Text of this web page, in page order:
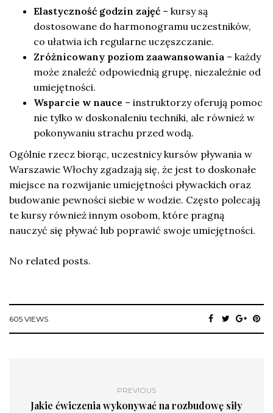
Elastyczność godzin zajęć – kursy są
dostosowane do harmonogramu uczestników,
co ułatwia ich regularne uczęszczanie.
Zróżnicowany poziom zaawansowania – każdy
może znaleźć odpowiednią grupę, niezależnie od
umiejętności.
Wsparcie w nauce – instruktorzy oferują pomoc
nie tylko w doskonaleniu techniki, ale również w
pokonywaniu strachu przed wodą.
Ogólnie rzecz biorąc, uczestnicy kursów pływania w
Warszawie Włochy zgadzają się, że jest to doskonałe
miejsce na rozwijanie umiejętności pływackich oraz
budowanie pewności siebie w wodzie. Często polecają
te kursy również innym osobom, które pragną
nauczyć się pływać lub poprawić swoje umiejętności.
No related posts.
605 VIEWS
PREVIOUS
Jakie ćwiczenia wykonywać na rozbudowę siły